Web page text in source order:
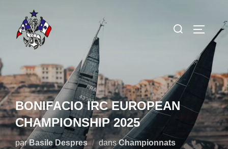
contenu
Rechercher :
BONIFACIO IRC EUROPEAN
CHAMPIONSHIP 2025
parBasile Despres dansChampionnats